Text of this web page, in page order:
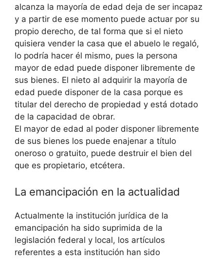
alcanza la mayoría de edad deja de ser incapaz
y a partir de ese momento puede actuar por su
propio derecho, de tal forma que si el nieto
quisiera vender la casa que el abuelo le regaló,
lo podría hacer él mismo, pues la persona
mayor de edad puede disponer libremente de
sus bienes. El nieto al adquirir la mayoría de
edad puede disponer de la casa porque es
titular del derecho de propiedad y está dotado
de la capacidad de obrar.
El mayor de edad al poder disponer libremente
de sus bienes los puede enajenar a título
oneroso o gratuito, puede destruir el bien del
que es propietario, etcétera.
La emancipación en la actualidad
Actualmente la institución jurídica de la
emancipación ha sido suprimida de la
legislación federal y local, los artículos
referentes a esta institución han sido